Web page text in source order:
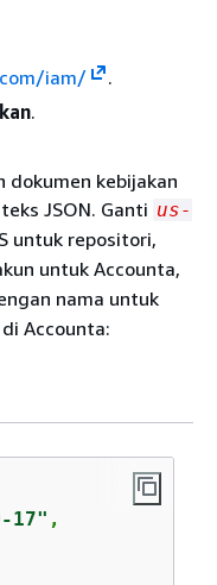
iam/
.
.
dokumen kebijakan
JSON. Ganti us-
untuk repositori,
untuk Accounta,
nama untuk
Accounta:
17"